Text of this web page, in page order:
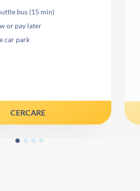
bus (15 min)
or pay later
car park
CERCARE